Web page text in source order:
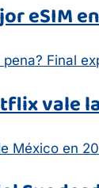
eSIM
vale